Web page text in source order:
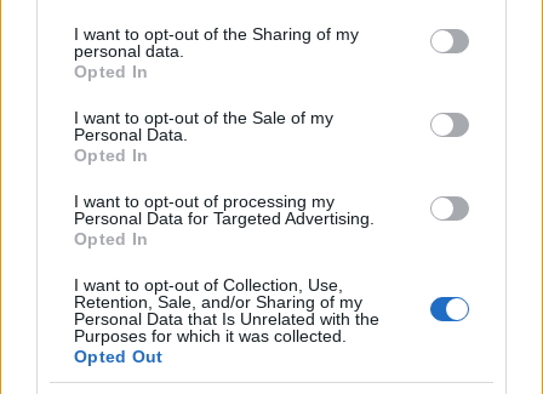
not limited to your visit or usage behaviour. You may click to
grant or deny consent to Google and its third-party tags to
use your data for below specified purposes in below Google
consent section.
I want to opt-out of the Sharing of my
personal data.
Opted In
I want to opt-out of the Sale of my
Personal Data.
Opted In
I want to opt-out of processing my
Personal Data for Targeted Advertising.
Opted In
I want to opt-out of Collection, Use,
Retention, Sale, and/or Sharing of my
Personal Data that Is Unrelated with the
Purposes for which it was collected.
Opted Out
La Maddalena, festa per i 30 anni del Diving
center di Tegge
Esce di strada con l’auto ad Arzachena: ferito il
Turiste si perdono a Tavolara: salvate dai vigili
del fuoco
Meteo Olbia 6 agosto, migliora il tempo in
Gallura